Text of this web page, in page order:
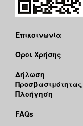
Επικοινωνία
Όροι Χρήσης
Δήλωση
Προσβασιμότητας
Πλοήγηση
FAQs